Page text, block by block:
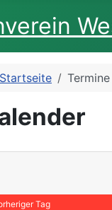
Startseite Termine
Tag